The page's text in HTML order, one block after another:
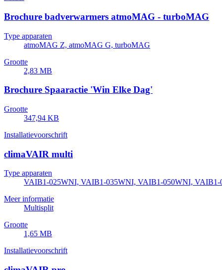
Brochure badverwarmers atmoMAG - turboMAG
Type apparaten
atmoMAG Z, atmoMAG G, turboMAG
Grootte
2,83 MB
Brochure Spaaractie 'Win Elke Dag'
Grootte
347,94 KB
Installatievoorschrift
climaVAIR multi
Type apparaten
VAIB1-025WNI, VAIB1-035WNI, VAIB1-050WNI, VAIB1-
Meer informatie
Multisplit
Grootte
1,65 MB
Installatievoorschrift